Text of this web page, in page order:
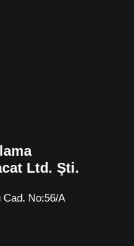
Ltd. Şti.
No:56/A